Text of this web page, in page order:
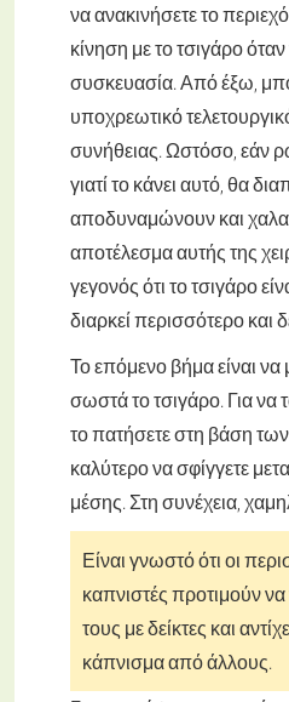
να ανακινήσετε το
κίνηση με το τσιγάρο
συσκευασία. Από έξω,
υποχρεωτικό
συνήθειας. Ωστόσο, εάν
γιατί το κάνει αυτό, θα
αποδυναμώνουν και
αποτέλεσμα αυτής της
γεγονός ότι το τσιγάρο
διαρκεί περισσότερο και
Το επόμενο βήμα είναι
σωστά το τσιγάρο. Για να
το πατήσετε στη βάση
καλύτερο να σφίγγετε
μέσης. Στη συνέχεια,
Είναι γνωστό ότι οι
καπνιστές προτιμούν
τους με δείκτες και
κάπνισμα από άλλους.